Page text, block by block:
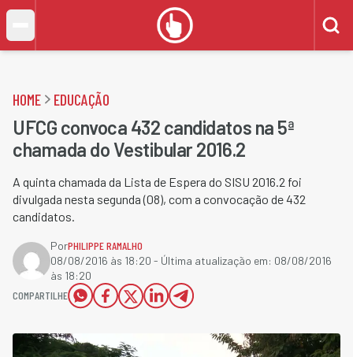
HOME EDUCAÇÃO
UFCG convoca 432 candidatos na 5ª
chamada do Vestibular 2016.2
A quinta chamada da Lista de Espera do SISU 2016.2 foi
divulgada nesta segunda (08), com a convocação de 432
candidatos.
PorPHILIPPE RAMALHO
08/08/2016 às 18:20 - Última atualização em: 08/08/2016
às 18:20
COMPARTILHE